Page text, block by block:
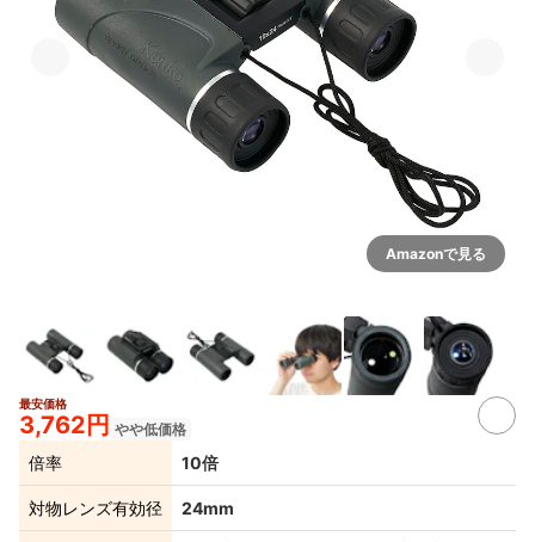
Amazonで見る
最安価格
3,762円 やや低価格
倍率 10倍
対物レンズ有効径 24mm